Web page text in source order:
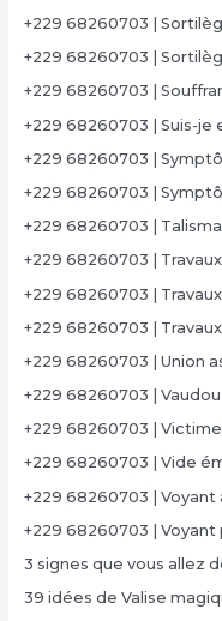
+229 68260703 |
+229 68260703 |
+229 68260703 |
+229 68260703 | Suis-
+229 68260703 |
+229 68260703 |
+229 68260703 |
+229 68260703 |
+229 68260703 |
+229 68260703 |
+229 68260703 | Union
+229 68260703 |
+229 68260703 |
+229 68260703 | Vide
+229 68260703 | Voyant
+229 68260703 |
3 signes que vous allez
39 idées de Valise